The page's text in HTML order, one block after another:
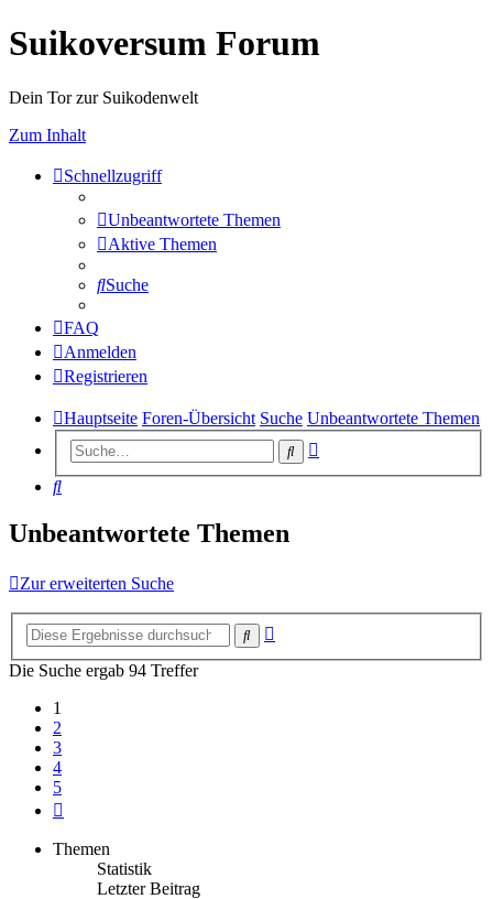
Suikoversum Forum
Dein Tor zur Suikodenwelt
Zum Inhalt
Schnellzugriff
Unbeantwortete Themen
Aktive Themen
Suche
FAQ
Anmelden
Registrieren
Hauptseite Foren-Übersicht Suche Unbeantwortete Themen
Suche
Suche
Unbeantwortete Themen
Zur erweiterten Suche
Suche
Die Suche ergab 94 Treffer
1
2
3
4
5
Themen
Statistik
Letzter Beitrag